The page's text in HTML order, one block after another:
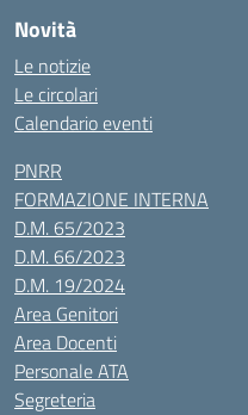
Novità
Le notizie
Le circolari
Calendario eventi
PNRR
FORMAZIONE INTERNA
D.M. 65/2023
D.M. 66/2023
D.M. 19/2024
Area Genitori
Area Docenti
Personale ATA
Segreteria